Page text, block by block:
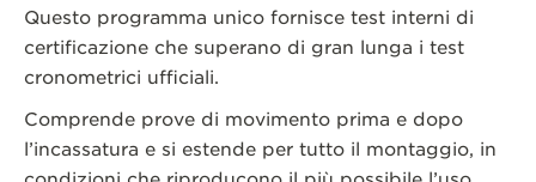
Questo programma unico fornisce test interni di
certificazione che superano di gran lunga i test
cronometrici ufficiali.
Comprende prove di movimento prima e dopo
l’incassatura e si estende per tutto il montaggio, in